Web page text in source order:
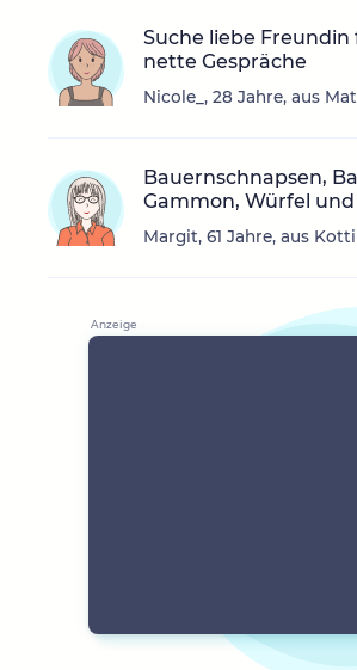
Suche liebe Freundin
nette Gespräche
Nicole_, 28 Jahre, aus
Bauernschnapsen,
Gammon, Würfel
Margit, 61 Jahre, aus